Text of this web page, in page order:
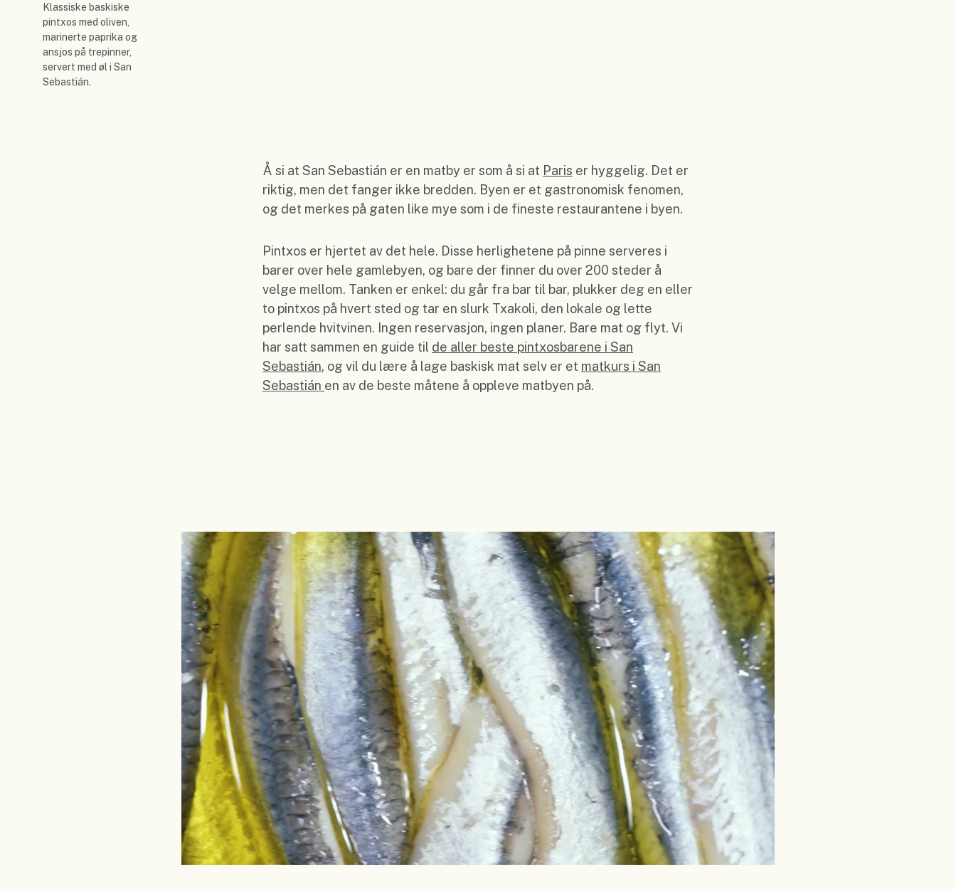
Klassiske baskiske
pintxos med oliven,
marinerte paprika og
ansjos på trepinner,
servert med øl i San
Sebastián.
Å si at San Sebastián er en matby er som å si at Paris er hyggelig. Det er
riktig, men det fanger ikke bredden. Byen er et gastronomisk fenomen,
og det merkes på gaten like mye som i de fineste restaurantene i byen.
Pintxos er hjertet av det hele. Disse herlighetene på pinne serveres i
barer over hele gamlebyen, og bare der finner du over 200 steder å
velge mellom. Tanken er enkel: du går fra bar til bar, plukker deg en eller
to pintxos på hvert sted og tar en slurk Txakoli, den lokale og lette
perlende hvitvinen. Ingen reservasjon, ingen planer. Bare mat og flyt. Vi
har satt sammen en guide til de aller beste pintxosbarene i San
Sebastián, og vil du lære å lage baskisk mat selv er et matkurs i San
Sebastián en av de beste måtene å oppleve matbyen på.